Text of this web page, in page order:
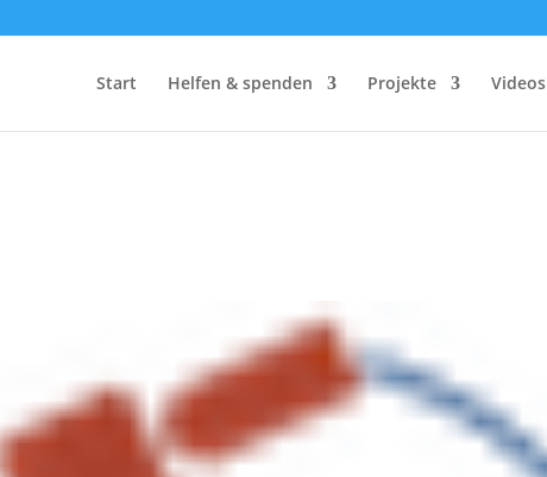
Start Helfen & spenden Projekte Videos